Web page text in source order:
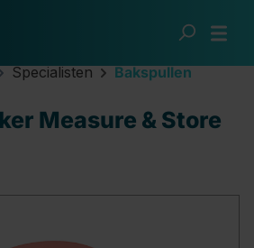
Specialisten Bakspullen
Measure & Store